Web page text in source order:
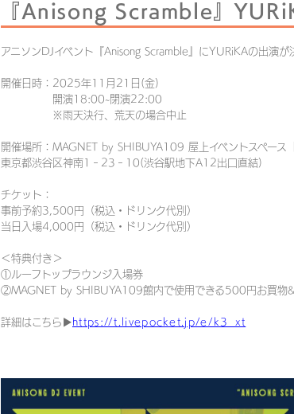
『Anisong Scramble』
アニソンDJイベント『Anisong Scramble』にYURiKAの出演が
開催日時：2025年11月21日(金)
開演18:00~閉演22:00
※雨天決行、荒天の場合中止
開催場所：MAGNET by SHIBUYA109 屋上イベントスペース「
東京都渋谷区神南1‐23‐10(渋谷駅地下A12出口直結)
チケット：
事前予約3,500円（税込・ドリンク代別）
当日入場4,000円（税込・ドリンク代別）
＜特典付き＞
①ルーフトップラウンジ入場券
②MAGNET by SHIBUYA109館内で使用できる500円お買物
詳細はこちら▶︎https://t.livepocket.jp/e/k3_xt